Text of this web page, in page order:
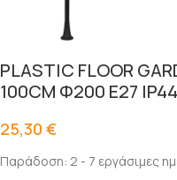
PLASTIC FLOOR
100CM Φ200 E27 IP44
25,30 €
Παράδοση: 2 - 7 εργάσιμες